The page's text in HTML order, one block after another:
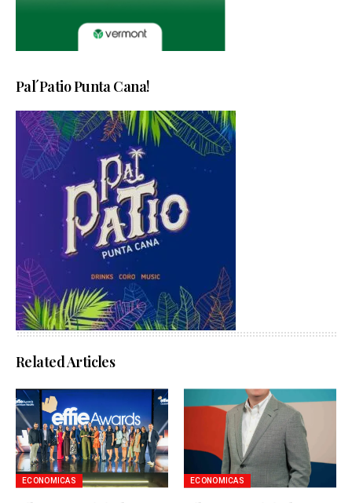
Pal´Patio Punta Cana!
Related Articles
ECONOMICAS ECONOMICAS